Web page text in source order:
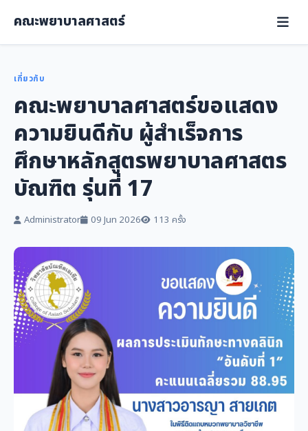
คณะพยาบาลศาสตร์
เกี่ยวกับ
คณะพยาบาลศาสตร์ขอแสดง
ความยินดีกับ ผู้สำเร็จการ
ศึกษาหลักสูตรพยาบาลศาสตร
บัณฑิต รุ่นที่ 17
Administrator 09 Jun 2026 113 ครั้ง